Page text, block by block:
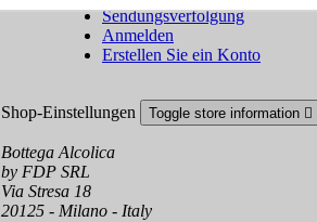
Sendungsverfolgung
Anmelden
Erstellen Sie ein Konto
Shop-Einstellungen Toggle store information 
Bottega Alcolica
by FDP SRL
Via Stresa 18
20125 - Milano - Italy